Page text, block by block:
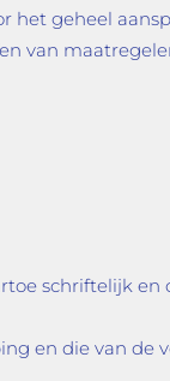
het geheel
van
schriftelijk en
en die van de